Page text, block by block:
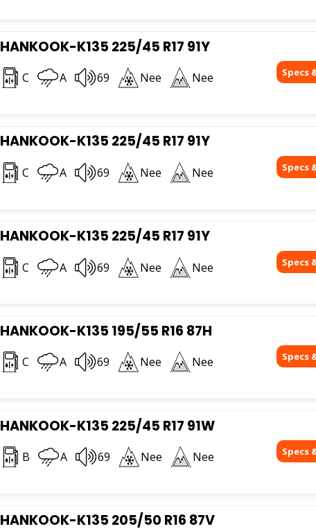
HANKOOK-K135 225/45 R17 91Y
C A 69 Nee Nee
HANKOOK-K135 225/45 R17 91Y
C A 69 Nee Nee
HANKOOK-K135 225/45 R17 91Y
C A 69 Nee Nee
HANKOOK-K135 195/55 R16 87H
C A 69 Nee Nee
HANKOOK-K135 225/45 R17 91W
B A 69 Nee Nee
HANKOOK-K135 205/50 R16 87V